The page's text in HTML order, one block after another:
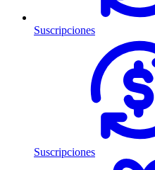
Suscripciones
Suscripciones